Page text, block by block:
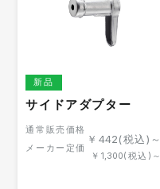
新品
サイドアダプター
通常販売価格
￥ 442(税込)～
メーカー定価
￥ 1,300(税込)～